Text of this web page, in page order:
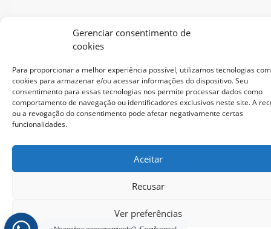
Gerenciar consentimento de
cookies
Para proporcionar a melhor experiência possível, utilizamos tecnologias
cookies para armazenar e/ou acessar informações do dispositivo. Seu
consentimento para essas tecnologias nos permite processar dados como
comportamento de navegação ou identificadores exclusivos neste site. A
ou a revogação do consentimento pode afetar negativamente certas
funcionalidades.
Aceitar
Recusar
Ver preferências